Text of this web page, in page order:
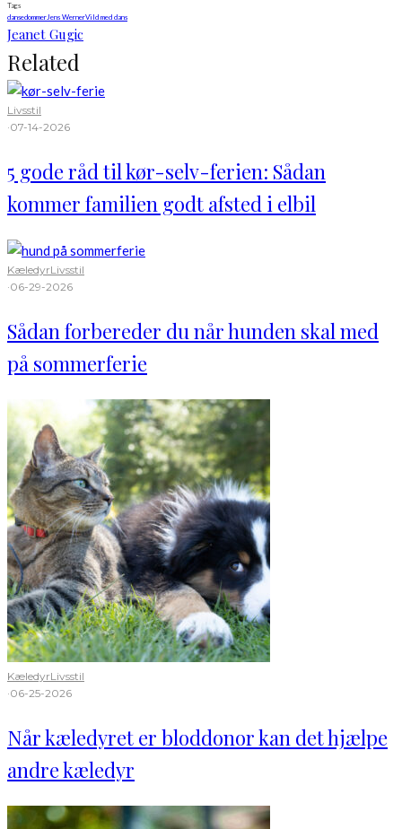
Tags
dansedommerJens WernerVild med dans
Jeanet Gugic
Related
Livsstil
·07-14-2026
5 gode råd til kør-selv-ferien: Sådan
kommer familien godt afsted i elbil
KæledyrLivsstil
·06-29-2026
Sådan forbereder du når hunden skal med
på sommerferie
KæledyrLivsstil
·06-25-2026
Når kæledyret er bloddonor kan det hjælpe
andre kæledyr